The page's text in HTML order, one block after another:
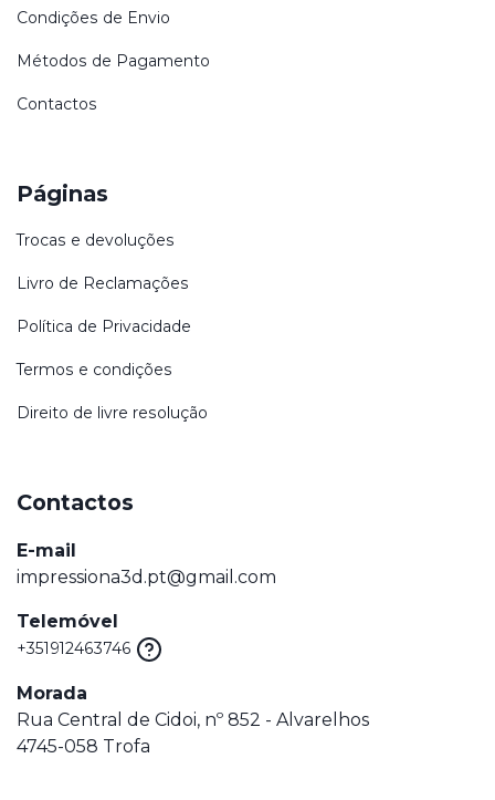
Condições de Envio
Métodos de Pagamento
Contactos
Páginas
Trocas e devoluções
Livro de Reclamações
Política de Privacidade
Termos e condições
Direito de livre resolução
Contactos
E-mail
impressiona3d.pt@gmail.com
Telemóvel
+351912463746
Morada
Rua Central de Cidoi, nº 852 - Alvarelhos
4745-058 Trofa